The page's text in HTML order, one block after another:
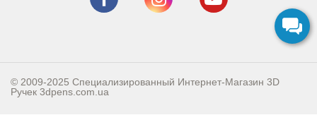
© 2009-2025 Специализированный Интернет-Магазин 3D
Ручек 3dpens.com.ua